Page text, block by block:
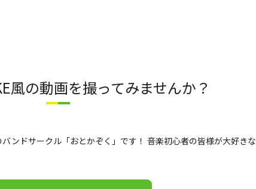
風の動画を撮ってみませんか？
ンドサークル「おとかぞく」です！ 音楽初心者の皆様が大好きな